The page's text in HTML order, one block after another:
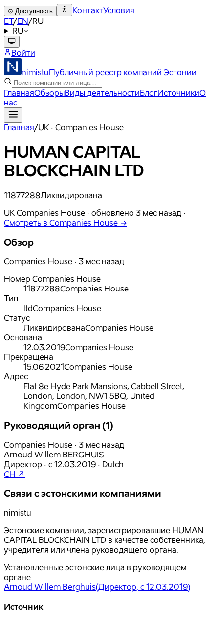
⊙ Доступность КонтактУсловия
ET/EN/RU
RU
Войти
nimistuПубличный реестр компаний Эстонии
ГлавнаяОбзорыВиды деятельностиБлогИсточникиО
нас
Главная/UK · Companies House
HUMAN CAPITAL
BLOCKCHAIN LTD
11877288Ликвидирована
UK Companies House · обновлено 3 мес назад ·
Смотреть в Companies House →
Обзор
Companies House · 3 мес назад
Номер Companies House
11877288Companies House
Тип
ltdCompanies House
Статус
ЛиквидированаCompanies House
Основана
12.03.2019Companies House
Прекращена
15.06.2021Companies House
Адрес
Flat 8e Hyde Park Mansions, Cabbell Street,
London, London, NW1 5BQ, United
KingdomCompanies House
Руководящий орган (1)
Companies House · 3 мес назад
Arnoud Willem BERGHUIS
Директор · с 12.03.2019 · Dutch
CH ↗
Связи с эстонскими компаниями
nimistu
Эстонские компании, зарегистрировавшие HUMAN
CAPITAL BLOCKCHAIN LTD в качестве собственника,
учредителя или члена руководящего органа.
Установленные эстонские лица в руководящем
органе
Arnoud Willem Berghuis(Директор, с 12.03.2019)
Источник